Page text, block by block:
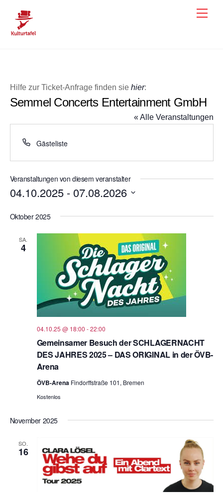
content
Hilfe zur Ticket-Anfrage finden sie hier:
Semmel Concerts Entertainment GmbH
« Alle Veranstaltungen
T
l
e
o
Gästeliste
Veranstaltungen von diesem veranstalter
04.10.2025 - 07.08.2026
a
Oktober 2025
SA.
4
Gemeinsamer Besuch der SCHLA­GER­NACHT
DES JAHRES 2025 – DAS ORIGINAL in der ÖVB-
Arena
04.10.25 @ 18:00 -22:00
ÖVB-Arena Findorffstraße 101, Bremen
Kostenlos
November 2025
SO.
16